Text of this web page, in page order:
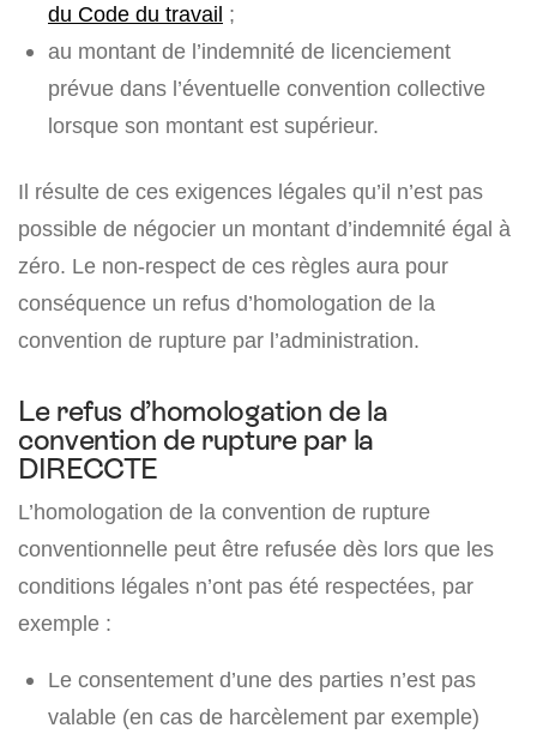
du Code du travail ;
au montant de l’indemnité de licenciement
prévue dans l’éventuelle convention collective
lorsque son montant est supérieur.
Il résulte de ces exigences légales qu’il n’est pas
possible de négocier un montant d’indemnité égal à
zéro. Le non-respect de ces règles aura pour
conséquence un refus d’homologation de la
convention de rupture par l’administration.
Le refus d’homologation de la
convention de rupture par la
DIRECCTE
L’homologation de la convention de rupture
conventionnelle peut être refusée dès lors que les
conditions légales n’ont pas été respectées, par
exemple :
Le consentement d’une des parties n’est pas
valable (en cas de harcèlement par exemple)